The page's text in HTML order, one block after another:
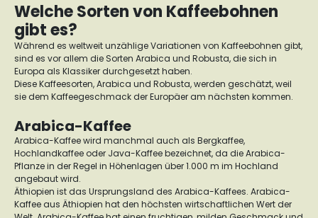
Welche Sorten von Kaffeebohnen
gibt es?
Während es weltweit unzählige Variationen von Kaffeebohnen gibt,
sind es vor allem die Sorten Arabica und Robusta, die sich in
Europa als Klassiker durchgesetzt haben.
Diese Kaffeesorten, Arabica und Robusta, werden geschätzt, weil
sie dem Kaffeegeschmack der Europäer am nächsten kommen.
Arabica-Kaffee
Arabica-Kaffee wird manchmal auch als Bergkaffee,
Hochlandkaffee oder Java-Kaffee bezeichnet, da die Arabica-
Pflanze in der Regel in Höhenlagen über 1.000 m im Hochland
angebaut wird.
Äthiopien ist das Ursprungsland des Arabica-Kaffees. Arabica-
Kaffee aus Äthiopien hat den höchsten wirtschaftlichen Wert der